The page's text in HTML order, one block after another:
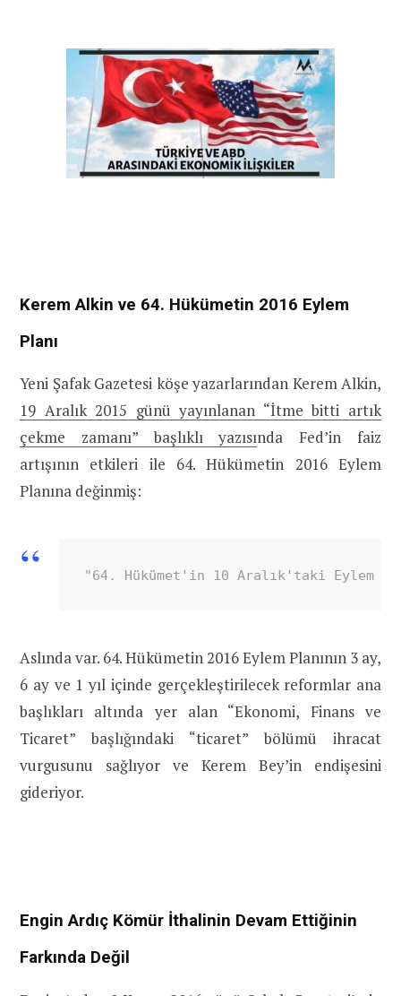
Kerem Alkin ve 64. Hükümetin 2016 Eylem
Planı
Yeni Şafak Gazetesi köşe yazarlarından Kerem Alkin,
19 Aralık 2015 günü yayınlanan “İtme bitti artık
çekme zamanı” başlıklı yazısında Fed’in faiz
artışının etkileri ile 64. Hükümetin 2016 Eylem
Planına değinmiş:
"64. Hükümet'in 10 Aralık'taki Eylem
Aslında var. 64. Hükümetin 2016 Eylem Planının 3 ay,
6 ay ve 1 yıl içinde gerçekleştirilecek reformlar ana
başlıkları altında yer alan “Ekonomi, Finans ve
Ticaret” başlığındaki “ticaret” bölümü ihracat
vurgusunu sağlıyor ve Kerem Bey’in endişesini
gideriyor.
Engin Ardıç Kömür İthalinin Devam Ettiğinin
Farkında Değil